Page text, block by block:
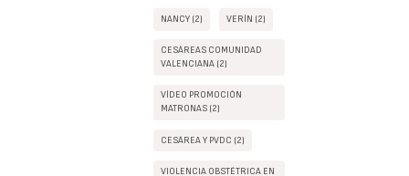
NANCY (2) VERÍN (2)
CESÁREAS COMUNIDAD
VALENCIANA (2)
VÍDEO PROMOCIÓN
MATRONAS (2)
CESÁREA Y PVDC (2)
VIOLENCIA OBSTÉTRICA EN